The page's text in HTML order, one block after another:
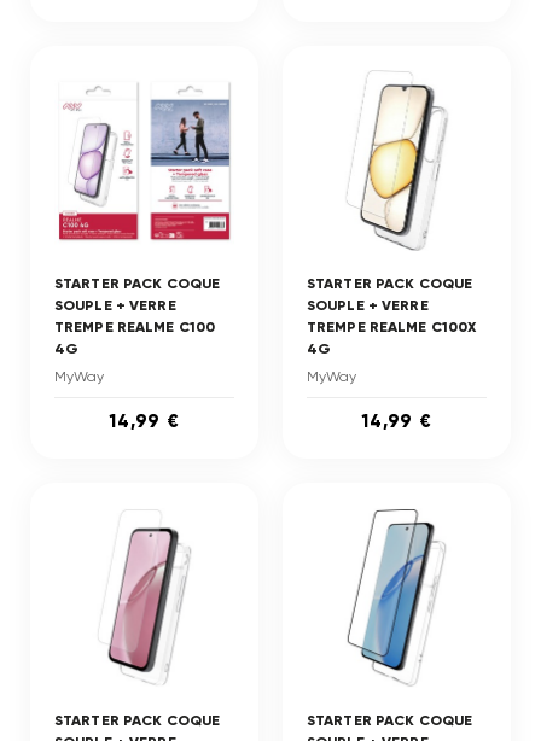
STARTER PACK COQUE
SOUPLE + VERRE
TREMPE REALME C100
4G
MyWay
14,99 €
STARTER PACK COQUE
SOUPLE + VERRE
TREMPE REALME C100X
4G
MyWay
14,99 €
STARTER PACK COQUE
STARTER PACK COQUE